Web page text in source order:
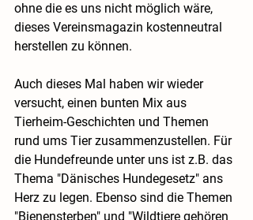
ohne die es uns nicht möglich wäre,
dieses Vereinsmagazin kostenneutral
herstellen zu können.
Auch dieses Mal haben wir wieder
versucht, einen bunten Mix aus
Tierheim-Geschichten und Themen
rund ums Tier zusammenzustellen. Für
die Hundefreunde unter uns ist z.B. das
Thema "Dänisches Hundegesetz" ans
Herz zu legen. Ebenso sind die Themen
"Bienensterben" und "Wildtiere gehören